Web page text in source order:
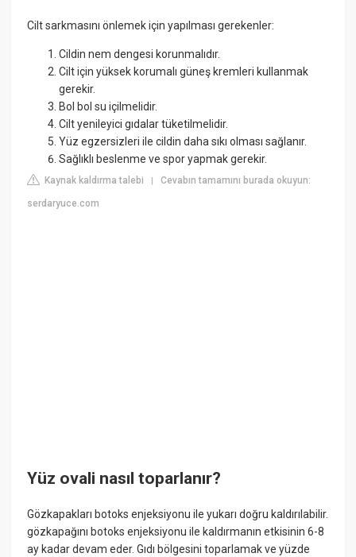
Cilt sarkmasını önlemek için yapılması gerekenler:
Cildin nem dengesi korunmalıdır.
Cilt için yüksek korumalı güneş kremleri kullanmak
gerekir.
Bol bol su içilmelidir.
Cilt yenileyici gıdalar tüketilmelidir.
Yüz egzersizleri ile cildin daha sıkı olması sağlanır.
Sağlıklı beslenme ve spor yapmak gerekir.
Kaynak kaldırma talebi |Cevabın tamamını burada okuyun:
serdaryuce.com
Yüz ovali nasıl toparlanır?
Gözkapakları botoks enjeksiyonu ile yukarı doğru kaldırılabilir.
gözkapağını botoks enjeksiyonu ile kaldırmanın etkisinin 6-8
ay kadar devam eder. Gıdı bölgesini toparlamak ve yüzde